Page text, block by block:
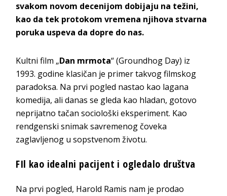
svakom novom decenijom dobijaju na težini,
kao da tek protokom vremena njihova stvarna
poruka uspeva da dopre do nas.
Kultni film „Dan mrmota“ (Groundhog Day) iz
1993. godine klasičan je primer takvog filmskog
paradoksa. Na prvi pogled nastao kao lagana
komedija, ali danas se gleda kao hladan, gotovo
neprijatno tačan sociološki eksperiment. Kao
rendgenski snimak savremenog čoveka
zaglavljenog u sopstvenom životu.
FIl kao idealni pacijent i ogledalo društva
Na prvi pogled, Harold Ramis nam je prodao